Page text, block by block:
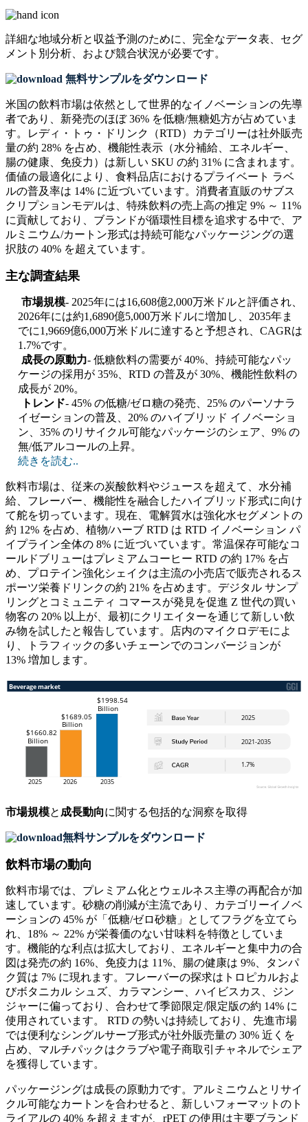
詳細な地域分析と収益予測のために、 完全なデータ表、セグ
メント別分析、および競合状況が必要です。
無料サンプルをダウンロード
米国の飲料市場は依然として世界的なイノベーションの先導
者であり、新発売のほぼ 36% を低糖/無糖処方が占めていま
す。レディ・トゥ・ドリンク（RTD）カテゴリーは社外販売
量の約 28% を占め、機能性表示（水分補給、エネルギー、
腸の健康、免疫力）は新しい SKU の約 31% に含まれます。
価値の最適化により、食料品店におけるプライベート ラベ
ルの普及率は 14% に近づいています。消費者直販のサブス
クリプションモデルは、特殊飲料の売上高の推定 9% ～ 11%
に貢献しており、ブランドが循環性目標を追求する中で、ア
ルミニウム/カートン形式は持続可能なパッケージングの選
択肢の 40% を超えています。
主な調査結果
市場規模- 2025年には16,608億2,000万米ドルと評価され、
2026年には約1,6890億5,000万米ドルに増加し、2035年ま
でに1,9669億6,000万米ドルに達すると予想され、CAGRは
1.7%です。
成長の原動力- 低糖飲料の需要が 40%、持続可能なパッ
ケージの採用が 35%、RTD の普及が 30%、機能性飲料の
成長が 20%。
トレンド- 45% の低糖/ゼロ糖の発売、25% のパーソナラ
イゼーションの普及、20% のハイブリッド イノベーショ
ン、35% のリサイクル可能なパッケージのシェア、9% の
無/低アルコールの上昇。
続きを読む..
飲料市場は、従来の炭酸飲料やジュースを超えて、水分補
給、フレーバー、機能性を融合したハイブリッド形式に向け
て舵を切っています。現在、電解質水は強化水セグメントの
約 12% を占め、植物/ハーブ RTD は RTD イノベーション パ
イプライン全体の 8% に近づいています。常温保存可能なコ
ールドブリューはプレミアムコーヒー RTD の約 17% を占
め、プロテイン強化シェイクは主流の小売店で販売されるス
ポーツ栄養ドリンクの約 21% を占めます。デジタル サンプ
リングとコミュニティ コマースが発見を促進 Z 世代の買い
物客の 20% 以上が、最初にクリエイターを通じて新しい飲
み物を試したと報告しています。店内のマイクロデモによ
り、トラフィックの多いチェーンでのコンバージョンが
13% 増加します。
市場規模と成長動向に関する包括的な洞察を取得
無料サンプルをダウンロード
飲料市場の動向
飲料市場では、プレミアム化とウェルネス主導の再配合が加
速しています。砂糖の削減が主流であり、カテゴリーイノベ
ーションの 45% が「低糖/ゼロ砂糖」としてフラグを立てら
れ、18% ～ 22% が栄養価のない甘味料を特徴としていま
す。機能的な利点は拡大しており、エネルギーと集中力の合
図は発売の約 16%、免疫力は 11%、腸の健康は 9%、タンパ
ク質は 7% に現れます。フレーバーの探求はトロピカルおよ
びボタニカル シュズ、カラマンシー、ハイビスカス、ジン
ジャーに偏っており、合わせて季節限定/限定版の約 14% に
使用されています。 RTD の勢いは持続しており、先進市場
では便利なシングルサーブ形式が社外販売量の 30% 近くを
占め、マルチパックはクラブや電子商取引チャネルでシェア
を獲得しています。
パッケージングは​​成長の原動力です。アルミニウムとリサイ
クル可能なカートンを合わせると、新しいフォーマットのト
ライアルの 40% を超えますが、rPET の使用は主要ブランド